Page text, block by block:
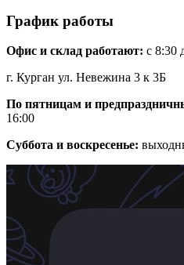
График работы
Офис и склад работают: с 8:30
г. Курган ул. Невежина 3 к 3Б
По пятницам и
16:00
Суббота и воскресенье: